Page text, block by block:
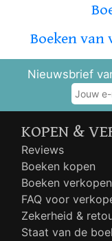
Boeken
Nieuwsbrief
KOPEN &
Reviews
Boeken kopen
Boeken verkopen
FAQ voor
Zekerheid &
Staat van de